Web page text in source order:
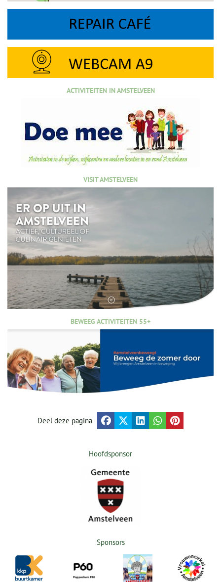
ACTIVITEITEN IN AMSTELVEEN
VISIT AMSTELVEEN
BEWEEG ACTIVITEITEN 55+
Deel deze pagina
Hoofdsponsor
Sponsors